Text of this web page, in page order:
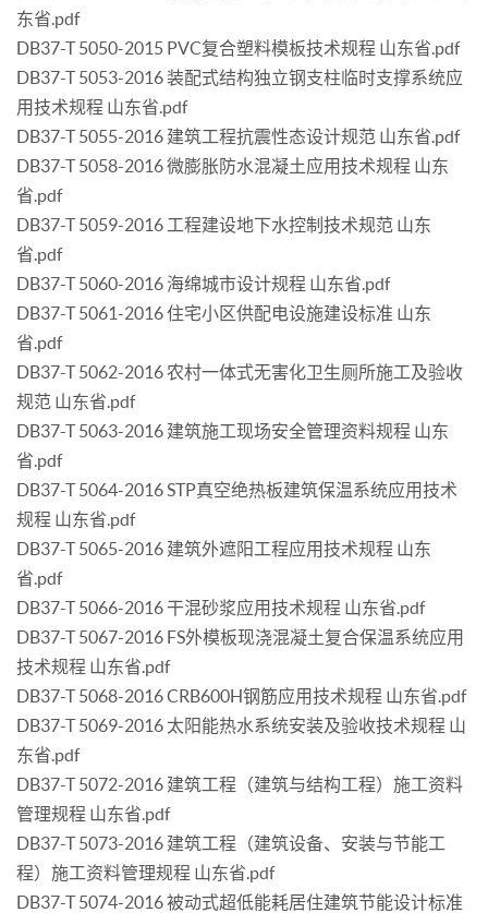
东省.pdf
DB37-T 5050-2015 PVC复合塑料模板技术规程 山东省.pdf
DB37-T 5053-2016 装配式结构独立钢支柱临时支撑系统应
用技术规程 山东省.pdf
DB37-T 5055-2016 建筑工程抗震性态设计规范 山东省.pdf
DB37-T 5058-2016 微膨胀防水混凝土应用技术规程 山东
省.pdf
DB37-T 5059-2016 工程建设地下水控制技术规范 山东
省.pdf
DB37-T 5060-2016 海绵城市设计规程 山东省.pdf
DB37-T 5061-2016 住宅小区供配电设施建设标准 山东
省.pdf
DB37-T 5062-2016 农村一体式无害化卫生厕所施工及验收
规范 山东省.pdf
DB37-T 5063-2016 建筑施工现场安全管理资料规程 山东
省.pdf
DB37-T 5064-2016 STP真空绝热板建筑保温系统应用技术
规程 山东省.pdf
DB37-T 5065-2016 建筑外遮阳工程应用技术规程 山东
省.pdf
DB37-T 5066-2016 干混砂浆应用技术规程 山东省.pdf
DB37-T 5067-2016 FS外模板现浇混凝土复合保温系统应用
技术规程 山东省.pdf
DB37-T 5068-2016 CRB600H钢筋应用技术规程 山东省.pdf
DB37-T 5069-2016 太阳能热水系统安装及验收技术规程 山
东省.pdf
DB37-T 5072-2016 建筑工程（建筑与结构工程）施工资料
管理规程 山东省.pdf
DB37-T 5073-2016 建筑工程（建筑设备、安装与节能工
程）施工资料管理规程 山东省.pdf
DB37-T 5074-2016 被动式超低能耗居住建筑节能设计标准